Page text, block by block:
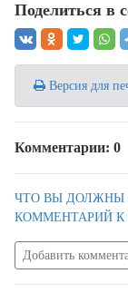
Поделиться в
Версия для
Комментарии: 0
ЧТО ВЫ ДОЛЖНЫ
КОММЕНТАРИЙ К
Добавить